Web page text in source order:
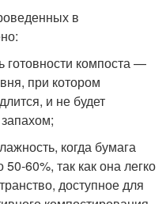
в
готовности компоста —
при котором
и не будет
когда бумага
60%, так как она легко
доступное для